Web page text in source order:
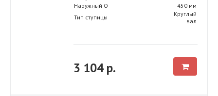
Наружный O
450 мм
Тип ступицы
Круглый
вал
3 104 р.